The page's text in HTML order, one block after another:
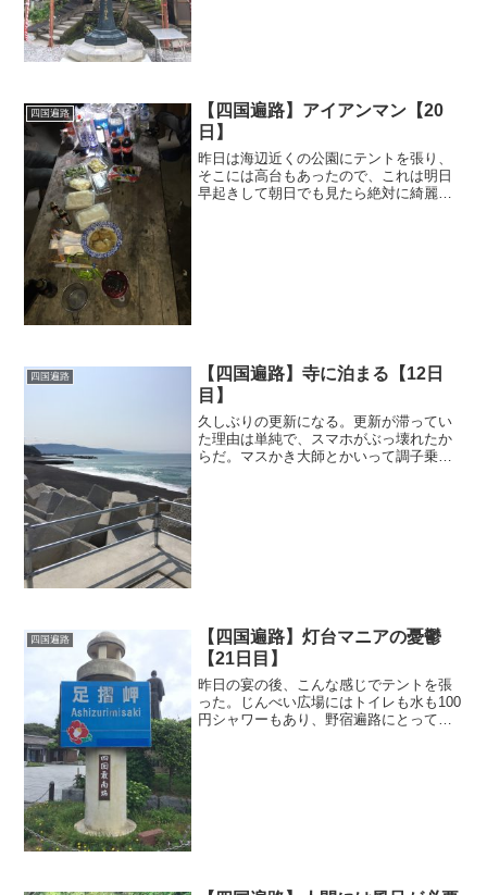
四国遍路
【四国遍路】アイアンマン【20
日】
昨日は海辺近くの公園にテントを張り、
そこには高台もあったので、これは明日
早起きして朝日でも見たら絶対に綺麗だ
四国遍路
【四国遍路】寺に泊まる【12日
目】
久しぶりの更新になる。更新が滞ってい
た理由は単純で、スマホがぶっ壊れたか
らだ。マスかき大師とかいって調子乗っ
四国遍路
【四国遍路】灯台マニアの憂鬱
【21日目】
昨日の宴の後、こんな感じでテントを張
った。じんべい広場にはトイレも水も100
円シャワーもあり、野宿遍路にとっては